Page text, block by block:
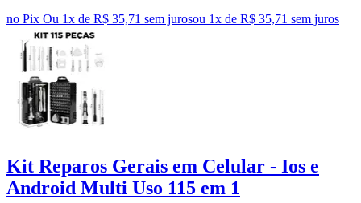
no Pix Ou 1x de R$ 35,71 sem jurosou 1x de R$ 35,71 sem juros
Kit Reparos Gerais em Celular - Ios e
Android Multi Uso 115 em 1